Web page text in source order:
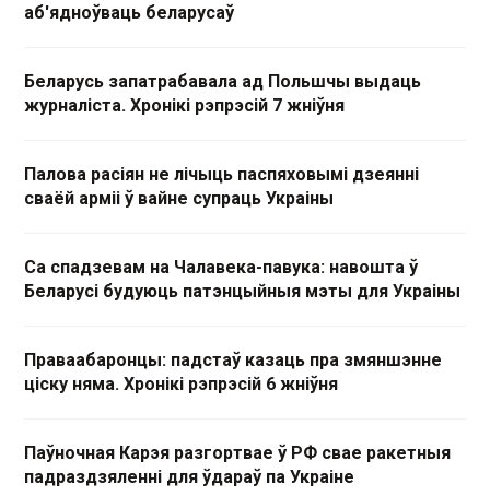
аб'ядноўваць беларусаў
Беларусь запатрабавала ад Польшчы выдаць
журналіста. Хронікі рэпрэсій 7 жніўня
Палова расіян не лічыць паспяховымі дзеянні
сваёй арміі ў вайне супраць Украіны
Са спадзевам на Чалавека-павука: навошта ў
Беларусі будуюць патэнцыйныя мэты для Украіны
Праваабаронцы: падстаў казаць пра змяншэнне
ціску няма. Хронікі рэпрэсій 6 жніўня
Паўночная Карэя разгортвае ў РФ свае ракетныя
падраздзяленні для ўдараў па Украіне